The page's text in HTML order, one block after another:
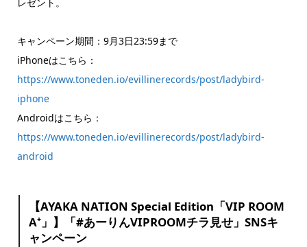
キャンペーン期間：9月3日23:59まで
iPhoneはこちら：
https://www.toneden.io/evillinerecords/post/ladybird-
iphone
Androidはこちら：
https://www.toneden.io/evillinerecords/post/ladybird-
android
【AYAKA NATION Special Edition「VIP ROOM
A⁺」】「#あーりんVIPROOMチラ見せ」SNSキ
ャンペーン